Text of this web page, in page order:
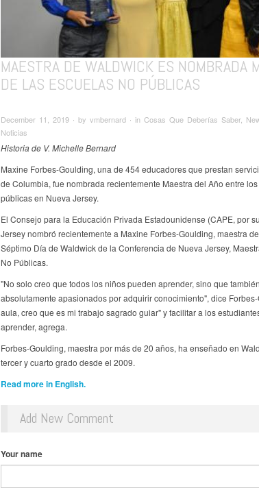
MAESTRA DE WALDWICK ES NOMBRADA
DE LAS ESCUELAS NO PÚBLICAS
December 11, 2019 ∙ by vmbernard ∙ in Cosas Que Deberías Saber,
Noticias
Historia de V. Michelle Bernard
Maxine Forbes-Goulding, una de 454 educadores que prestan
de Columbia, fue nombrada recientemente Maestra del Año entre
públicas en Nueva Jersey.
El Consejo para la Educación Privada Estadounidense (CAPE, por
Jersey nombró recientemente a Maxine Forbes-Goulding, maestra
Séptimo Día de Waldwick de la Conferencia de Nueva Jersey,
No Públicas.
"No solo creo que todos los niños pueden aprender, sino que
absolutamente apasionados por adquirir conocimiento", dice
aula, creo que es mi trabajo sagrado guiar" y facilitar a los
aprender, agrega.
Forbes-Goulding, maestra por más de 20 años, ha enseñado en
tercer y cuarto grado desde el 2009.
Read more in English.
Add New Comment
Your name